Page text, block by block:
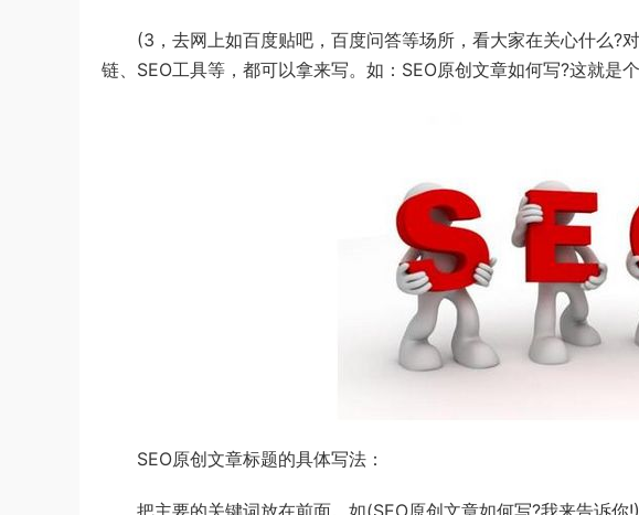
(3，去网上如百度贴吧，百度问答等场所，看大家在关心什么?对
链、SEO工具等，都可以拿来写。如：SEO原创文章如何写?这就是个
SEO原创文章标题的具体写法：
把主要的关键词放在前面。如(SEO原创文章如何写?我来告诉你!)